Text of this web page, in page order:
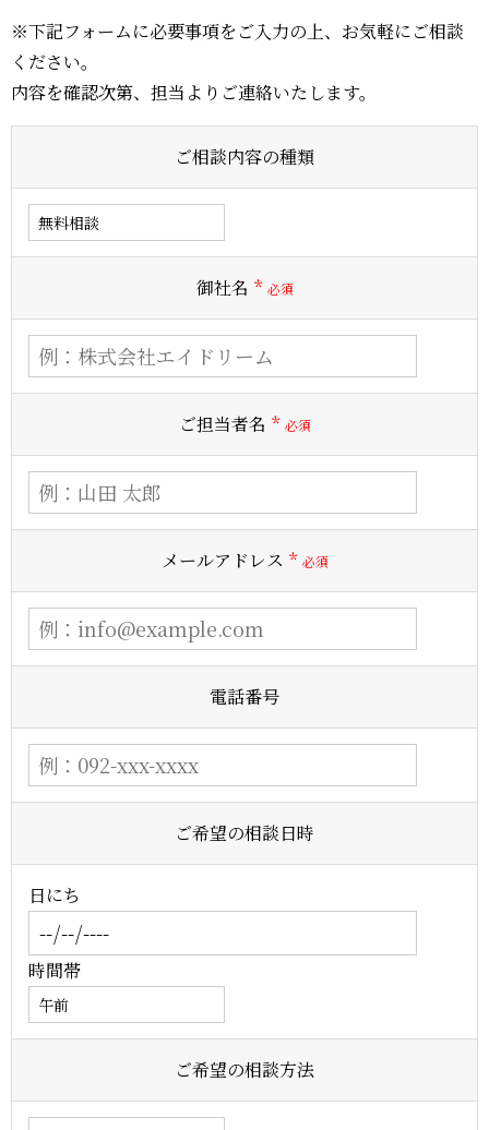
※下記フォームに必要事項をご入力の上、お気軽にご相談
ください。
内容を確認次第、担当よりご連絡いたします。
ご相談内容の種類
御社名 *
ご担当者名 *
メールアドレス *
電話番号
ご希望の相談日時
日にち
時間帯
ご希望の相談方法